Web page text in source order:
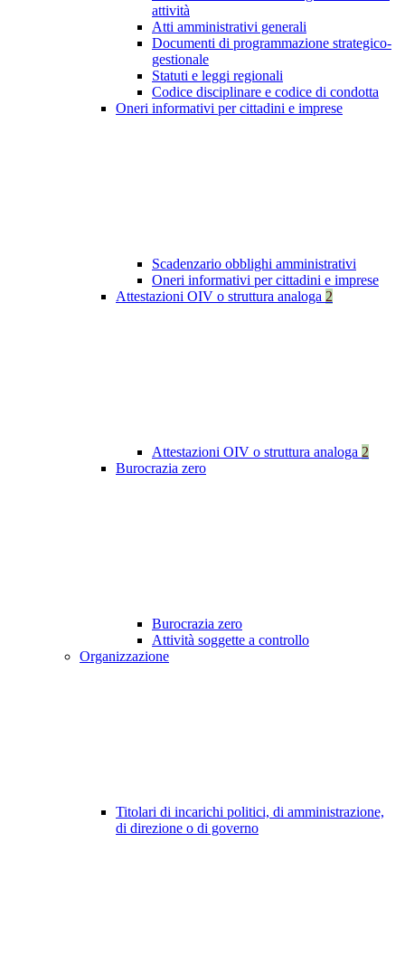
attività
Atti amministrativi generali
Documenti di programmazione strategico-
gestionale
Statuti e leggi regionali
Codice disciplinare e codice di condotta
Oneri informativi per cittadini e imprese
Scadenzario obblighi amministrativi
Oneri informativi per cittadini e imprese
Attestazioni OIV o struttura analoga 2
Attestazioni OIV o struttura analoga 2
Burocrazia zero
Burocrazia zero
Attività soggette a controllo
Organizzazione
Titolari di incarichi politici, di amministrazione,
di direzione o di governo